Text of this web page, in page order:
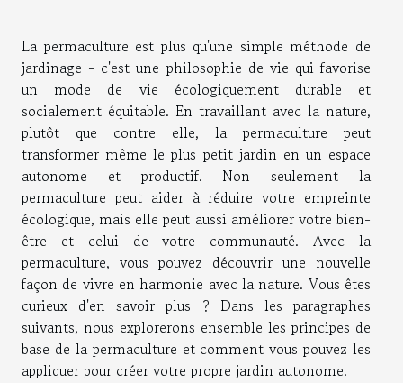
La permaculture est plus qu'une simple méthode de
jardinage - c'est une philosophie de vie qui favorise
un mode de vie écologiquement durable et
socialement équitable. En travaillant avec la nature,
plutôt que contre elle, la permaculture peut
transformer même le plus petit jardin en un espace
autonome et productif. Non seulement la
permaculture peut aider à réduire votre empreinte
écologique, mais elle peut aussi améliorer votre bien-
être et celui de votre communauté. Avec la
permaculture, vous pouvez découvrir une nouvelle
façon de vivre en harmonie avec la nature. Vous êtes
curieux d'en savoir plus ? Dans les paragraphes
suivants, nous explorerons ensemble les principes de
base de la permaculture et comment vous pouvez les
appliquer pour créer votre propre jardin autonome.